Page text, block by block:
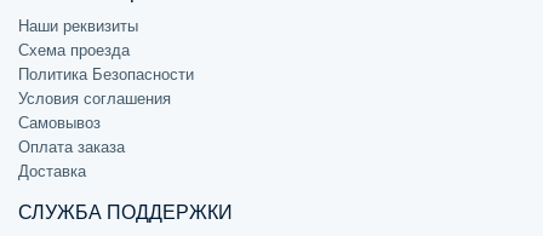
Наши реквизиты
Схема проезда
Политика Безопасности
Условия соглашения
Самовывоз
Оплата заказа
Доставка
СЛУЖБА ПОДДЕРЖКИ